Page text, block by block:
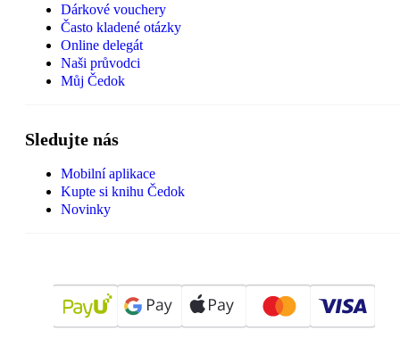
Dárkové vouchery
Často kladené otázky
Online delegát
Naši průvodci
Můj Čedok
Sledujte nás
Mobilní aplikace
Kupte si knihu Čedok
Novinky